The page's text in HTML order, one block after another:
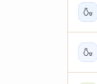
🍶
🍶